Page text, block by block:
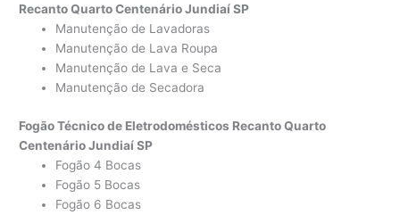
Recanto Quarto Centenário Jundiaí SP
Manutenção de Lavadoras
Manutenção de Lava Roupa
Manutenção de Lava e Seca
Manutenção de Secadora
Fogão Técnico de Eletrodomésticos Recanto Quarto
Centenário Jundiaí SP
Fogão 4 Bocas
Fogão 5 Bocas
Fogão 6 Bocas